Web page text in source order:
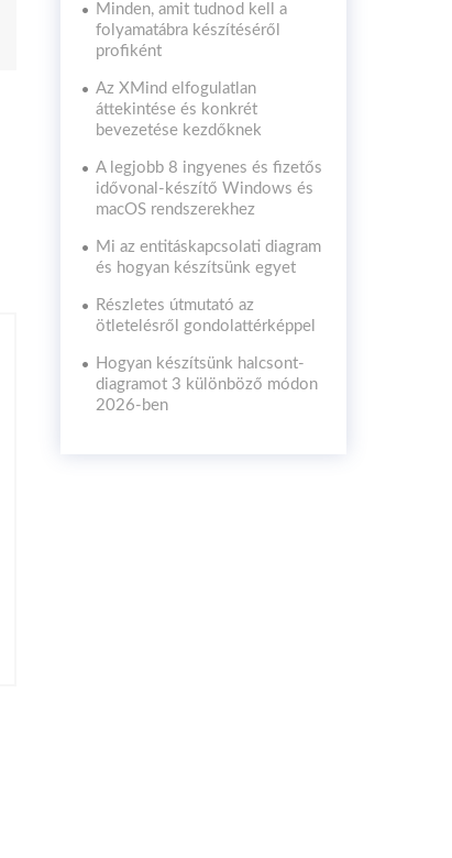
Minden, amit tudnod kell a
folyamatábra készítéséről
profiként
Az XMind elfogulatlan
áttekintése és konkrét
bevezetése kezdőknek
A legjobb 8 ingyenes és fizetős
idővonal-készítő Windows és
macOS rendszerekhez
Mi az entitáskapcsolati diagram
és hogyan készítsünk egyet
Részletes útmutató az
ötletelésről gondolattérképpel
Hogyan készítsünk halcsont-
diagramot 3 különböző módon
2026-ben